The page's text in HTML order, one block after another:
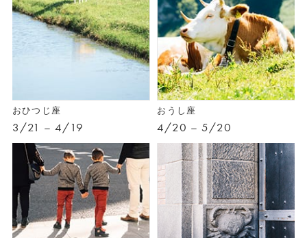
おひつじ座
3/21 – 4/19
おうし座
4/20 – 5/20